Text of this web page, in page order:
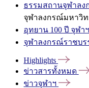
ธรรมสถานจุฬาล
จุฬาลงกรณ์มหาวิท
อุทยาน 100 ปี จุฬาฯ
จุฬาลงกรณ์ราชบ
Highlights
ข่าวสารทั้งหมด
ข่าวจุฬาฯ